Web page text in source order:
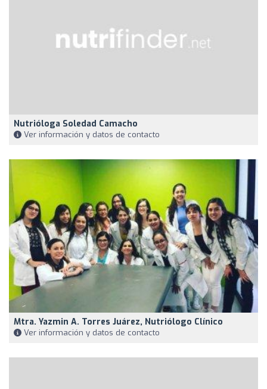
Nutrióloga Soledad Camacho
Ver información y datos de contacto
Mtra. Yazmin A. Torres Juárez, Nutriólogo Clínico
Ver información y datos de contacto